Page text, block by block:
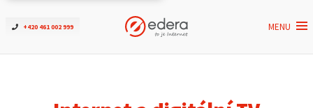
+420 461 002 999 MENU
Ověřit dostupnost